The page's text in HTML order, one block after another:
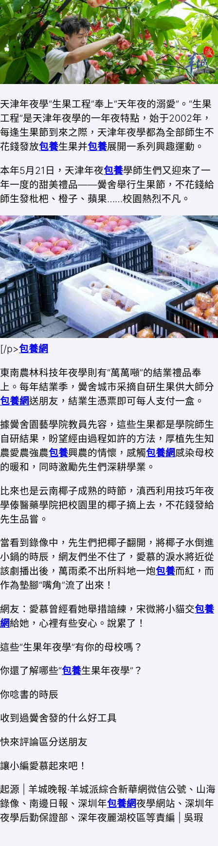
天津年夜學“生果工程”奉上“天年夜的溺愛”。“生果
工程”是天津年夜學的一年夜特點，始于2002年，
每逢生果節到來之際，天津年夜學都為全部師生不
花錢發放包養生果并包養展開一系列興趣運動。
本年5月21日，天津年夜包養學師生們又迎來了一
年一度的甜美禮品——黌舍舉行生果節，不花錢給
師生發枇杷、橙子、蘋果……校園熱烈不凡。
[/p>包養網
東南農林科技年夜學則有“萬萬噸”的結業禮品奉
上。每年結業季，黌舍城市采摘自研生果供大師分
包養網送朋友，結業生憑票即可每人支付一盒。
據黌舍園藝學院教員先容，這些生果都是學院師生
自研結果，盼望經由過程如許的方法，厚植先生知
農愛農強農包養興農的情懷，感觸包養網感染母校
的暖和，同時激勵先生們深耕學業。
比來也是云南椰子成熟的時節，滇西利用技巧年夜
學傣醫藥學院把校園里的椰子摘上去，不花錢發給
先生品嘗。
當看到錄像中，先生們把椰子翻開，將椰子水倒進
小鍋的時辰，網友們坐不住了，愛慕的淚水將近從
該劇播出後，萬雨柔不出所料地一炮包養而紅，而
作為墊腳“嘴角”流了出來！
網友：愛慕曾經看她舉措諳練，宋微將小貓交包養
網給她，心裡有些安心。說累了！
這些“生果年夜學”有你的母校嗎？
你還了解哪些“包養生果年夜學”？
你唸書的時辰
收到過黌舍發的什么好工具
快來評論區分送朋友
讓小編愛慕起來吧！
起源 | 羊城晚報·羊城派綜合新華網微信公號、山海
錄像、南邊日報、深圳年包養網夜學網站、深圳年
夜學后勤保證部、深年夜麗湖校區等責編 | 吳瑕